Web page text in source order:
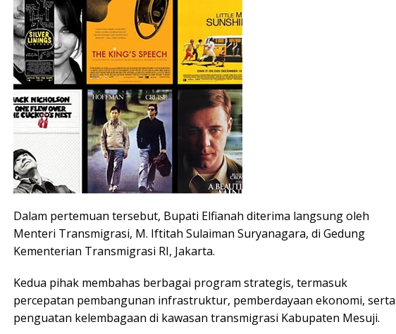
Dalam pertemuan tersebut, Bupati Elfianah diterima langsung oleh
Menteri Transmigrasi, M. Iftitah Sulaiman Suryanagara, di Gedung
Kementerian Transmigrasi RI, Jakarta.
Kedua pihak membahas berbagai program strategis, termasuk
percepatan pembangunan infrastruktur, pemberdayaan ekonomi, serta
penguatan kelembagaan di kawasan transmigrasi Kabupaten Mesuji.